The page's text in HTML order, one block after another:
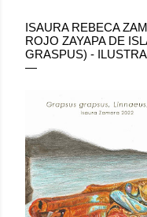
ISAURA REBECA
ROJO ZAYAPA DE
GRASPUS) -